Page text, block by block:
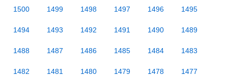
1500 1499 1498 1497 1496 1495
1494 1493 1492 1491 1490 1489
1488 1487 1486 1485 1484 1483
1482 1481 1480 1479 1478 1477